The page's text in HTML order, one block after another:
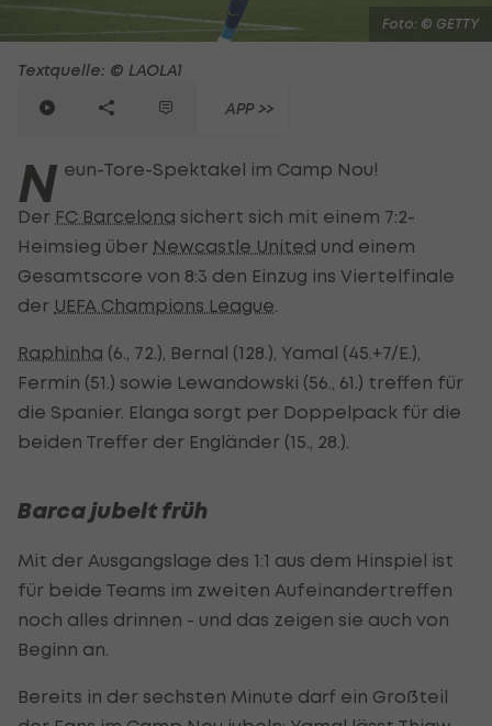
Foto: © GETTY
Textquelle: © LAOLA1
APP >>
N eun-Tore-Spektakel im Camp Nou!
Der FC Barcelona sichert sich mit einem 7:2-
Heimsieg über Newcastle United und einem
Gesamtscore von 8:3 den Einzug ins Viertelfinale
der UEFA Champions League
Raphinha (6., 72.), Bernal (128.), Yamal (45.+7/E.),
Fermin (51.) sowie Lewandowski (56., 61.) treffen für
die Spanier. Elanga sorgt per Doppelpack für die
beiden Treffer der Engländer (15., 28.).
Barca jubelt früh
Mit der Ausgangslage des 1:1 aus dem Hinspiel ist
für beide Teams im zweiten Aufeinandertreffen
noch alles drinnen - und das zeigen sie auch von
Beginn an.
Bereits in der sechsten Minute darf ein Großteil